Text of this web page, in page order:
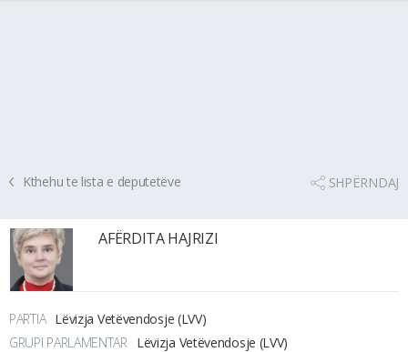
Kthehu te lista e deputetëve SHPËRNDAJ
AFËRDITA HAJRIZI
PARTIA Lëvizja Vetëvendosje (LVV)
GRUPI PARLAMENTAR
Lëvizja Vetëvendosje (LVV)